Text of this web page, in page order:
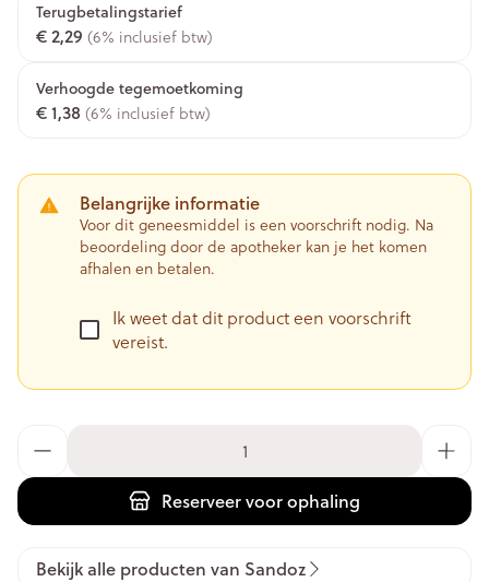
Terugbetalingstarief
€ 2,29 (6% inclusief btw)
Verhoogde tegemoetkoming
€ 1,38 (6% inclusief btw)
Belangrijke informatie
Voor dit geneesmiddel is een voorschrift nodig. Na
beoordeling door de apotheker kan je het komen
afhalen en betalen.
Ik weet dat dit product een voorschrift
vereist.
Reserveervoor ophaling
Bekijk alle producten van Sandoz